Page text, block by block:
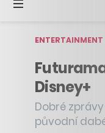
ENTERTAINMENT
Disney+
Dobré
původní